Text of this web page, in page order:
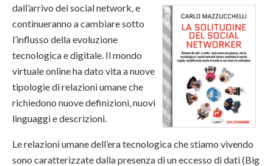
dall’arrivo dei social network, e
continueranno a cambiare sotto
l’influsso della evoluzione
tecnologica e digitale. Il mondo
virtuale online ha dato vita a nuove
tipologie di relazioni umane che
richiedono nuove definizioni, nuovi
linguaggi e descrizioni.
Le relazioni umane dell’era tecnologica che stiamo vivendo
sono caratterizzate dalla presenza di un eccesso di dati (Big